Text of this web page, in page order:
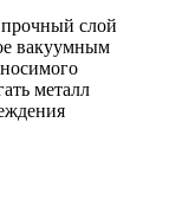
слой
вакуумным
металл